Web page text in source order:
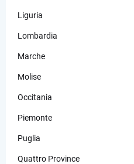
Liguria
Lombardia
Marche
Molise
Occitania
Piemonte
Puglia
Quattro Province